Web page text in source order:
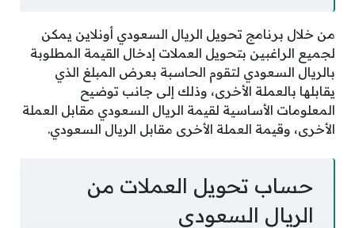
من خلال برنامج تحويل الريال السعودي أونلاين يمكن
لجميع الراغبين بتحويل العملات إدخال القيمة المطلوبة
بالريال السعودي لتقوم الحاسبة بعرض المبلغ الذي
يقابلها بالعملة الأخرى، وذلك إلى جانب توضيح
المعلومات الأساسية لقيمة الريال السعودي مقابل العملة
الأخرى، وقيمة العملة الأخرى مقابل الريال السعودي.
حساب تحويل العملات من
الريال السعودي